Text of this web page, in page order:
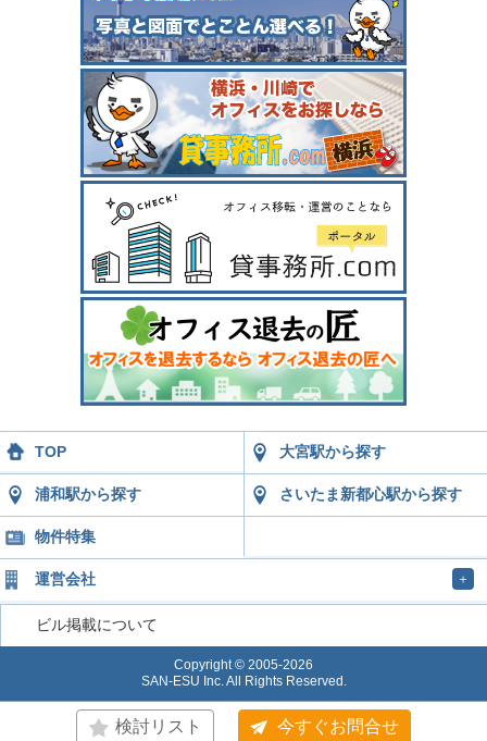
検討リスト 今すぐお問合せ
TOP 大宮駅から探す
浦和駅から探す さいたま新都心駅から探す
物件特集
運営会社 ＋
ビル掲載について
Copyright © 2005-2026
SAN-ESU Inc. All Rights Reserved.